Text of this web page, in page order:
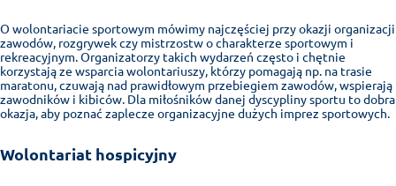
O wolontariacie sportowym mówimy najczęściej przy okazji organizacji
zawodów, rozgrywek czy mistrzostw o charakterze sportowym i
rekreacyjnym. Organizatorzy takich wydarzeń często i chętnie
korzystają ze wsparcia wolontariuszy, którzy pomagają np. na trasie
maratonu, czuwają nad prawidłowym przebiegiem zawodów, wspierają
zawodników i kibiców. Dla miłośników danej dyscypliny sportu to dobra
okazja, aby poznać zaplecze organizacyjne dużych imprez sportowych.
Wolontariat hospicyjny